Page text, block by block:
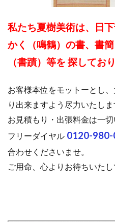
私たち夏樹美術は、日
かく（鳴鶴）の書、書
（書蹟）等を 探してお
お客様本位をモットーとし
り出来ますよう尽力いたしま
お見積もり・出張料金は一切
フリーダイヤル 0120-
合わせくださいませ。
ご用命、心よりお待ちいたし